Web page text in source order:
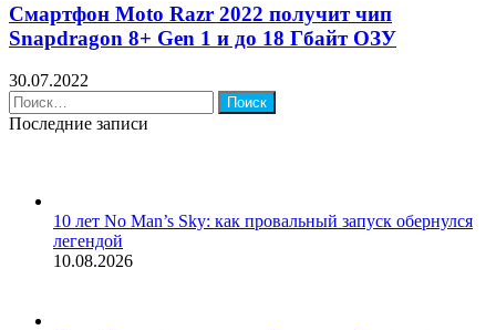
Смартфон Moto Razr 2022 получит чип
Snapdragon 8+ Gen 1 и до 18 Гбайт ОЗУ
30.07.2022
Найти:
Последние записи
10 лет No Man’s Sky: как провальный запуск обернулся
легендой
10.08.2026